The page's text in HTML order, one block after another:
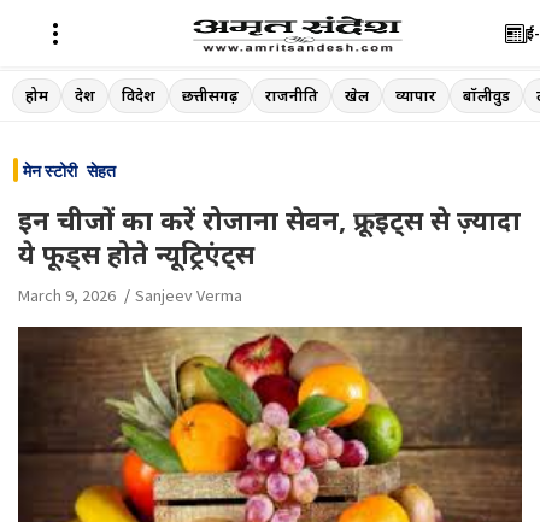
Skip
to
होम देश विदेश छत्तीसगढ़ राजनीति खेल व्यापार बॉलीवुड
मेन स्टोरी सेहत
इन चीजों का करें रोजाना सेवन, फ्रूइट्स से ज़्यादा
ये फूड्स होते न्यूट्रिएंट्स
March 9, 2026 Sanjeev Verma